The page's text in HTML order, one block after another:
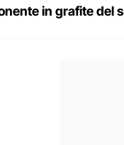
in grafite del